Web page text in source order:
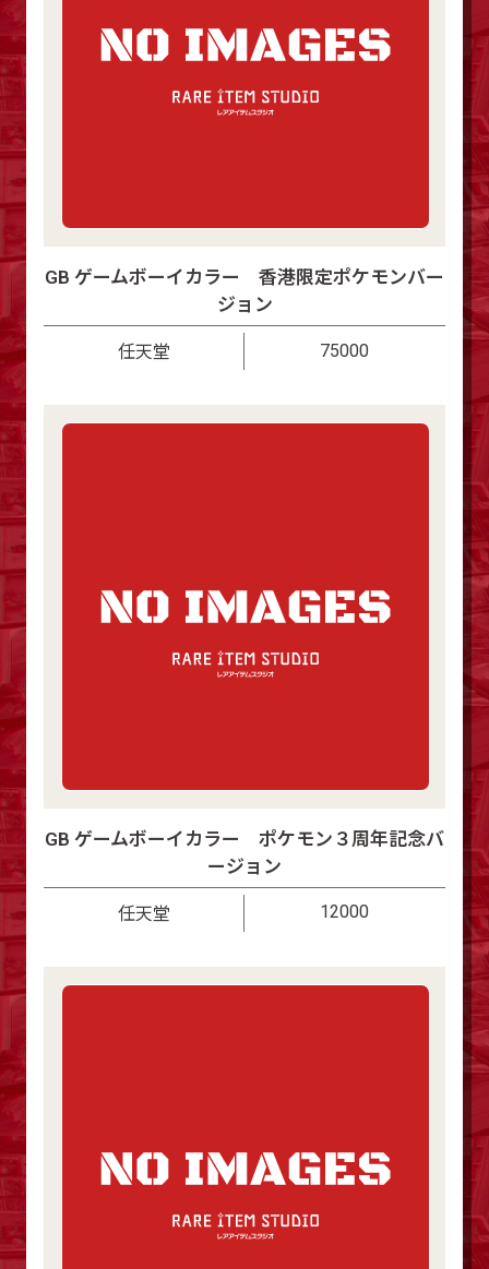
GB ゲームボーイカラー 香港限定ポケモンバー
ジョン
任天堂 75000
GB ゲームボーイカラー ポケモン３周年記念バ
ージョン
任天堂 12000